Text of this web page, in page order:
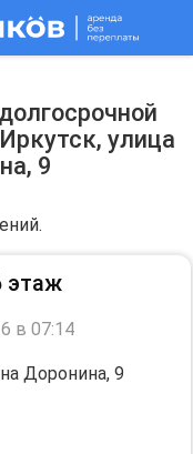
улица
9
этаж
в 07:14
Доронина, 9